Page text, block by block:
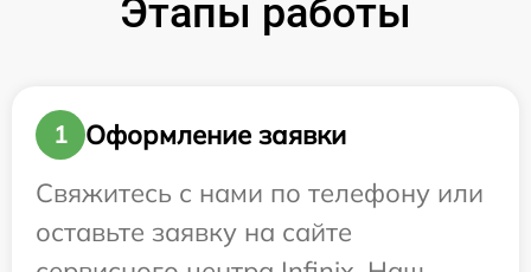
Этапы работы
1
Оформление заявки
Свяжитесь с нами по телефону или
оставьте заявку на сайте